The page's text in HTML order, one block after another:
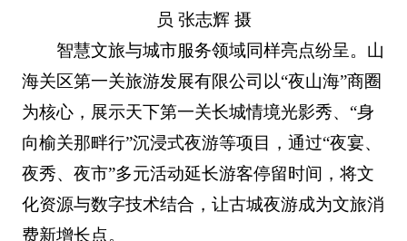
员 张志辉 摄
智慧文旅与城市服务领域同样亮点纷呈。山
海关区第一关旅游发展有限公司以“夜山海”商圈
为核心，展示天下第一关长城情境光影秀、“身
向榆关那畔行”沉浸式夜游等项目，通过“夜宴、
夜秀、夜市”多元活动延长游客停留时间，将文
化资源与数字技术结合，让古城夜游成为文旅消
费新增长点。